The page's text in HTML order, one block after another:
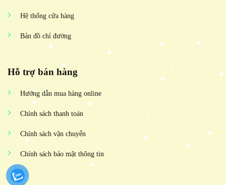
Hệ thống cửa hàng
Bản đồ chỉ đường
Hỗ trợ bán hàng
Hướng dẫn mua hàng online
Chính sách thanh toán
Chính sách vận chuyển
Chính sách bảo mật thông tin